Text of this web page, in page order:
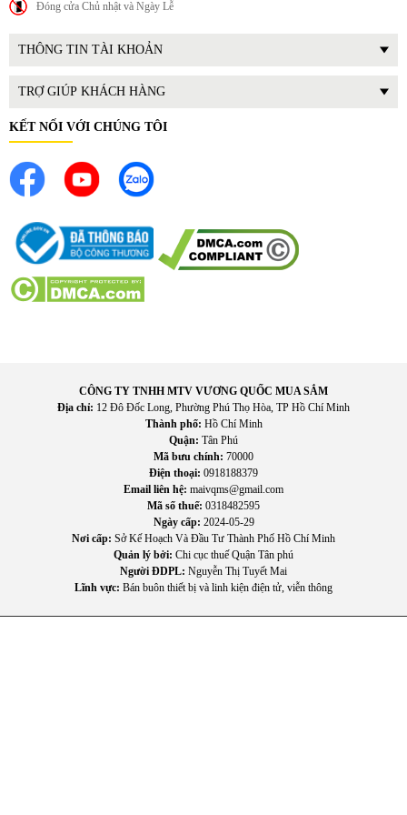
khó chịu từ thực phẩm tươi sống. Nhờ đó không khí trong
tủ luôn sạch và dễ chịu, hạn chế vi khuẩn phát triển. Giữ
hương vị nguyên bản của thực phẩm.
cho cả gia đình.
II. Tính năng nổi bật củaTủ lạnh Hisense RQ559N4EBU.
Đóng cửa Chủ nhật và Ngày Lễ
THÔNG TIN TÀI KHOẢN
TRỢ GIÚP KHÁCH HÀNG
KẾT NỐI VỚI CHÚNG TÔI
CÔNG TY TNHH MTV VƯƠNG QUỐC MUA SẮM
Địa chỉ: 12 Đô Đốc Long, Phường Phú Thọ Hòa, TP Hồ Chí Minh
Thành phố: Hồ Chí Minh
Quận: Tân Phú
Mã bưu chính: 70000
Điện thoại: 0918188379
Email liên hệ: maivqms@gmail.com
Mã số thuế: 0318482595
Ngày cấp: 2024-05-29
Nơi cấp: Sở Kế Hoạch Và Đầu Tư Thành Phố Hồ Chí Minh
Quản lý bởi: Chi cục thuế Quận Tân phú
Người ĐDPL: Nguyễn Thị Tuyết Mai
Lĩnh vực: Bán buôn thiết bị và linh kiện điện tử, viễn thông